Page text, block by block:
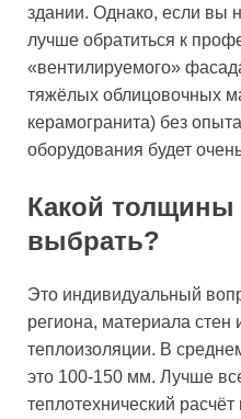
здании. Однако, если вы
лучше обратиться к
«вентилируемого»
тяжёлых облицовочных
керамогранита) без
оборудования будет
Какой толщины
выбрать?
Это индивидуальный
региона, материала стен
теплоизоляции. В
это 100-150 мм. Лучше
теплотехнический